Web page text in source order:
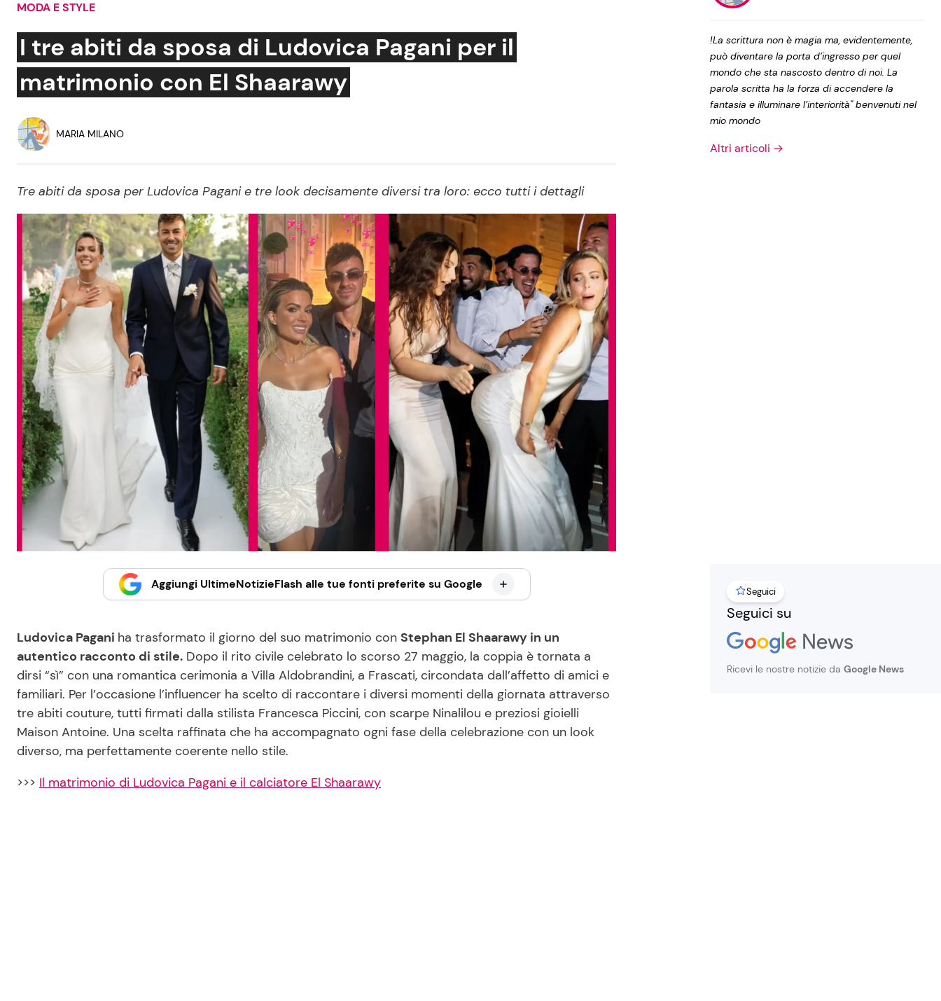
Social News
News dal mondo
Benessere
Salute
Viaggi e Turismo
Festività
Ricette Facili e Veloci
Ricette Feste
Ricette per Bambini
Privacy Policy
MODA E STYLE
I tre abiti da sposa di Ludovica Pagani per il
matrimonio con El Shaarawy
MARIA MILANO
Tre abiti da sposa per Ludovica Pagani e tre look decisamente diversi tra loro: ecco tutti i dettagli
Aggiungi UltimeNotizieFlash alle tue fonti preferite su Google
Ludovica Pagani ha trasformato il giorno del suo matrimonio con Stephan El Shaarawy in un
autentico racconto di stile. Dopo il rito civile celebrato lo scorso 27 maggio, la coppia è tornata a
dirsi “sì” con una romantica cerimonia a Villa Aldobrandini, a Frascati, circondata dall’affetto di amici e
familiari. Per l’occasione l’influencer ha scelto di raccontare i diversi momenti della giornata attraverso
tre abiti couture, tutti firmati dalla stilista Francesca Piccini, con scarpe Ninalilou e preziosi gioielli
Maison Antoine. Una scelta raffinata che ha accompagnato ogni fase della celebrazione con un look
diverso, ma perfettamente coerente nello stile.
>>> Il matrimonio di Ludovica Pagani e il calciatore El Shaarawy
!La scrittura non è magia ma, evidentemente,
può diventare la porta d’ingresso per quel
mondo che sta nascosto dentro di noi. La
parola scritta ha la forza di accendere la
fantasia e illuminare l’interiorità" benvenuti nel
mio mondo
Altri articoli →
Seguici
Seguici su
Ricevi le nostre notizie da Google News